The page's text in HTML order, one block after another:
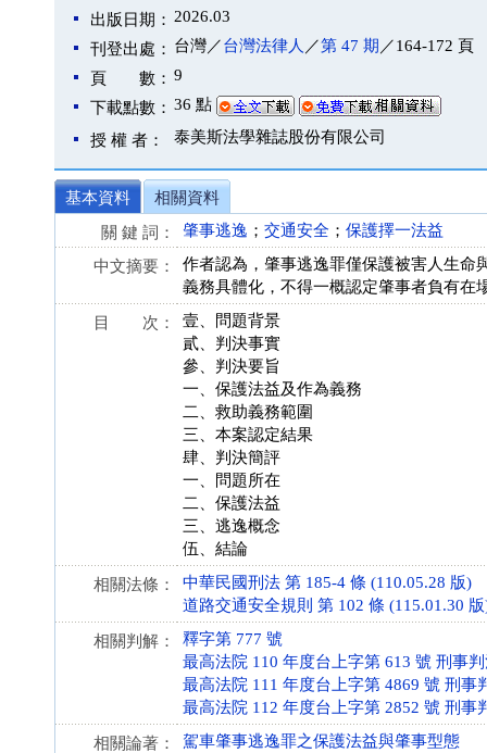
出版日期： 2026.03
刊登出處： 台灣／台灣法律人 ／第 47 期 ／164-172 頁
頁 數： 9
下載點數： 36 點
授 權 者： 泰美斯法學雜誌股份有限公司
基本資料
相關資料
關 鍵 詞：
肇事逃逸 ； 交通安全 ； 保護擇一法益
中文摘要：
作者認為，肇事逃逸罪僅保護被害人生命
義務具體化，不得一概認定肇事者負有在
目 次：
壹、問題背景
貳、判決事實
參、判決要旨
一、保護法益及作為義務
二、救助義務範圍
三、本案認定結果
肆、判決簡評
一、問題所在
二、保護法益
三、逃逸概念
伍、結論
相關法條：
中華民國刑法 第 185-4 條 (110.05.28 版)
道路交通安全規則 第 102 條 (115.01.30
相關判解：
釋字第 777 號
最高法院 110 年度台上字第 613 號 刑事
最高法院 111 年度台上字第 4869 號 刑事
最高法院 112 年度台上字第 2852 號 刑事
相關論著：
駕車肇事逃逸罪之保護法益與肇事型態